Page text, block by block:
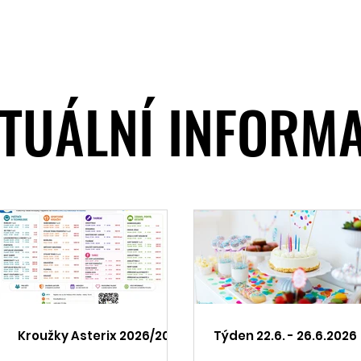
Kroužky Asterix 2026/2027 Týden 22.6. - 26.6.2026